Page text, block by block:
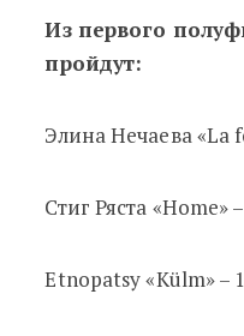
Из первого
пройдут:
Элина Нечаева «La
Стиг Ряста «Home»
Etnopatsy «Külm» –